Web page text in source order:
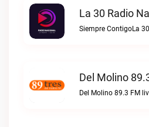
La 30 Radio
Siempre ContigoLa
Del Molino
Del Molino 89.3 FM